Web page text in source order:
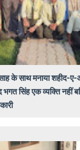
के साथ मनाया शहीद-
भगत सिंह एक व्यक्ति नहीं